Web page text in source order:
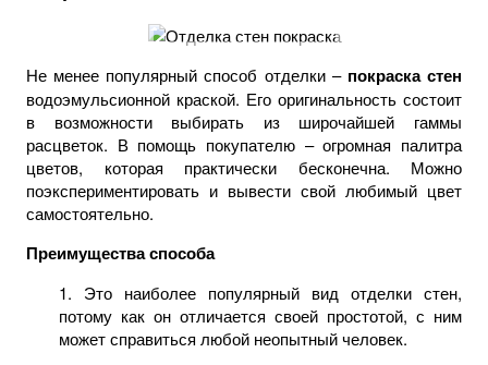
Не менее популярный способ отделки – покраска стен
водоэмульсионной краской. Его оригинальность состоит
в возможности выбирать из широчайшей гаммы
расцветок. В помощь покупателю – огромная палитра
цветов, которая практически бесконечна. Можно
поэкспериментировать и вывести свой любимый цвет
самостоятельно.
Преимущества способа
1. Это наиболее популярный вид отделки стен,
потому как он отличается своей простотой, с ним
может справиться любой неопытный человек.